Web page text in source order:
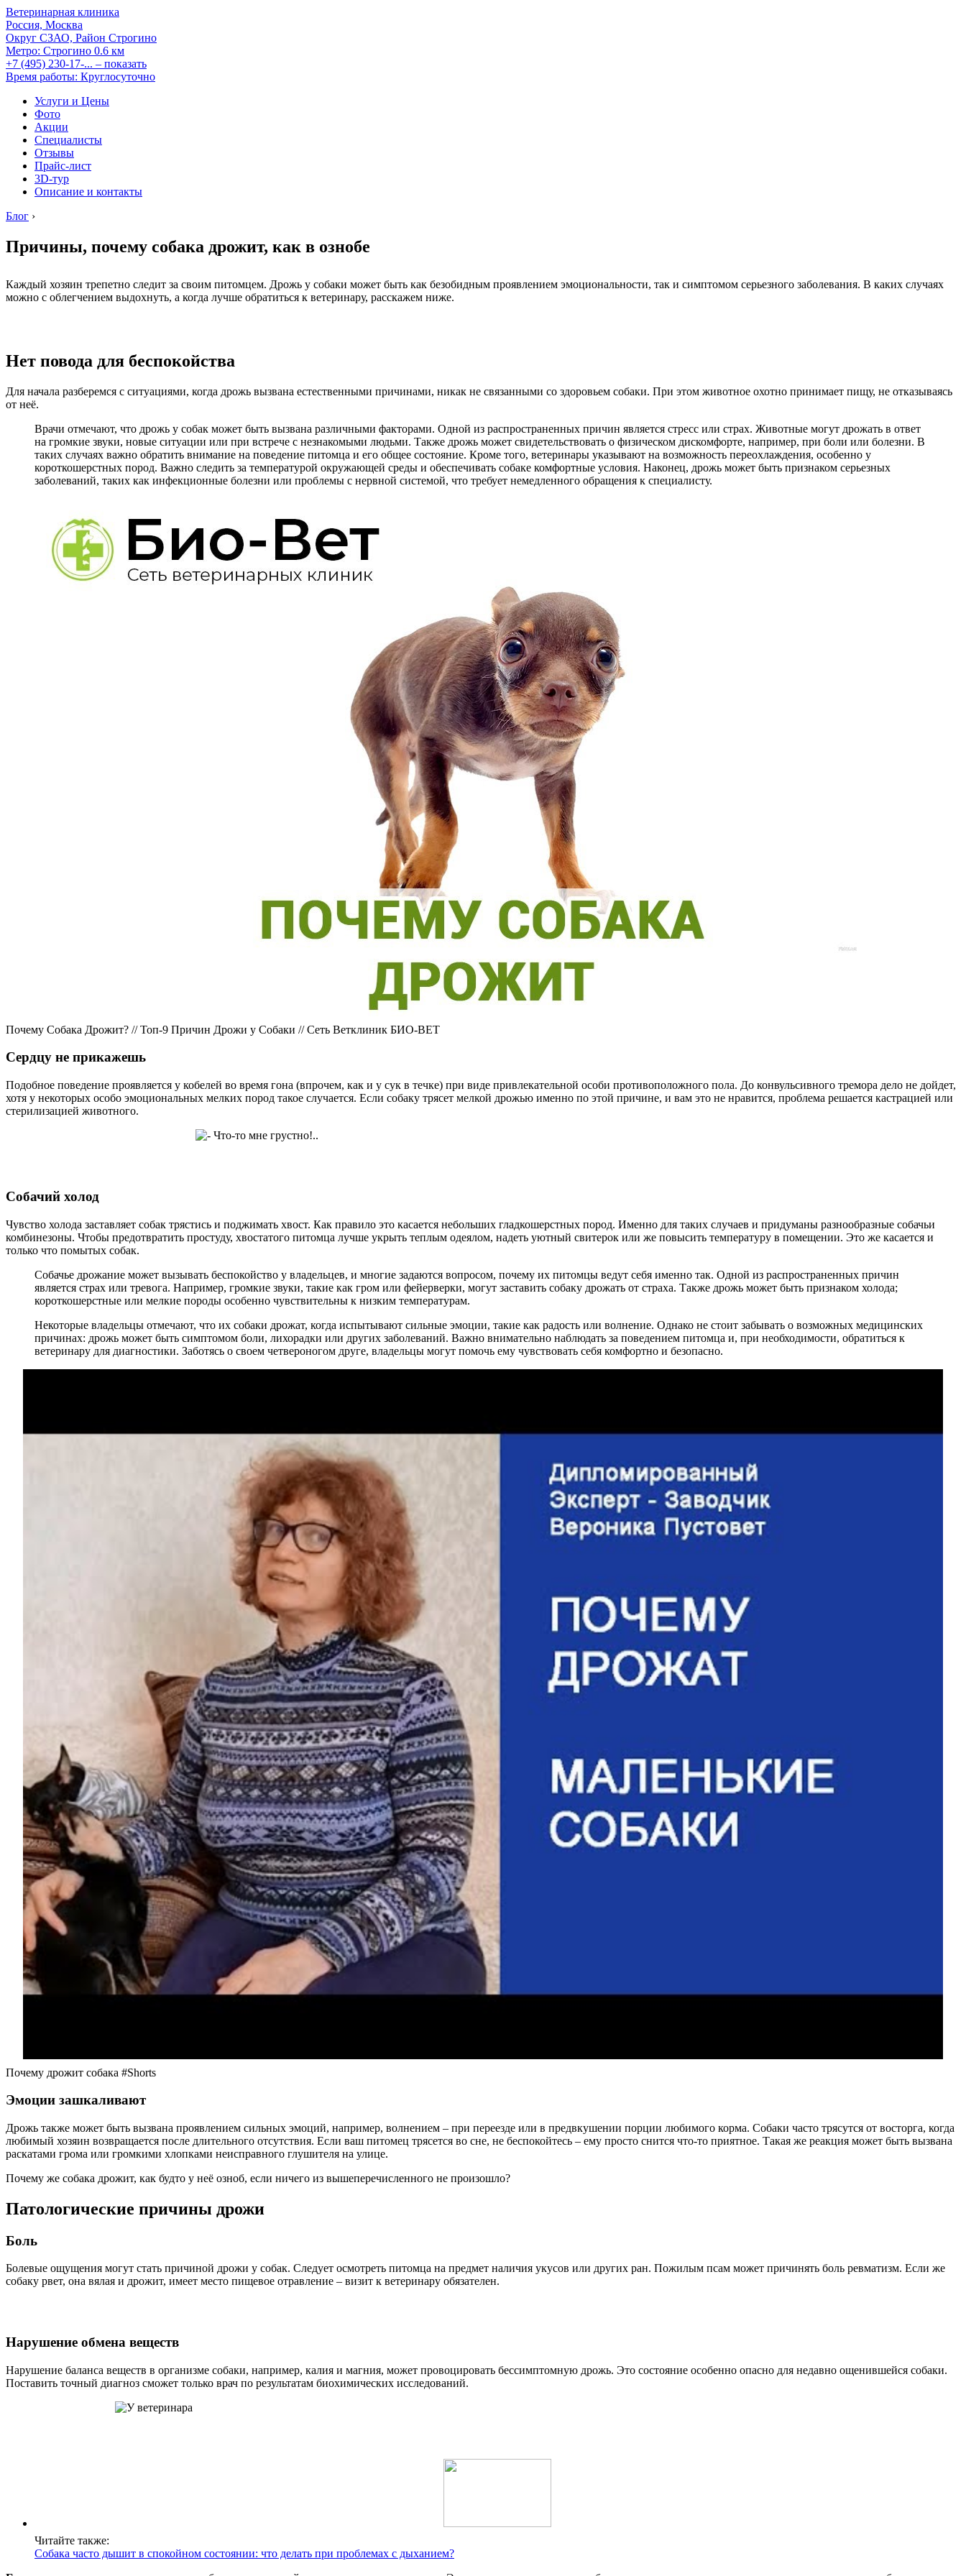
Ветеринарная клиника
Россия, Москва
Округ СЗАО, Район Строгино
Метро: Строгино 0.6 км
+7 (495) 230-17-... – показать
Время работы: Круглосуточно
Услуги и Цены
Фото
Акции
Специалисты
Отзывы
Прайс-лист
3D-тур
Описание и контакты
Блог ›
Причины, почему собака дрожит, как в ознобе
Каждый хозяин трепетно следит за своим питомцем. Дрожь у собаки может быть как безобидным проявлением эмоциональности, так и симптомом серьезного заболевания. В каких случаях
можно с облегчением выдохнуть, а когда лучше обратиться к ветеринару, расскажем ниже.
Нет повода для беспокойства
Для начала разберемся с ситуациями, когда дрожь вызвана естественными причинами, никак не связанными со здоровьем собаки. При этом животное охотно принимает пищу, не отказываясь
от неё.
Врачи отмечают, что дрожь у собак может быть вызвана различными факторами. Одной из распространенных причин является стресс или страх. Животные могут дрожать в ответ
на громкие звуки, новые ситуации или при встрече с незнакомыми людьми. Также дрожь может свидетельствовать о физическом дискомфорте, например, при боли или болезни. В
таких случаях важно обратить внимание на поведение питомца и его общее состояние. Кроме того, ветеринары указывают на возможность переохлаждения, особенно у
короткошерстных пород. Важно следить за температурой окружающей среды и обеспечивать собаке комфортные условия. Наконец, дрожь может быть признаком серьезных
заболеваний, таких как инфекционные болезни или проблемы с нервной системой, что требует немедленного обращения к специалисту.
Почему Собака Дрожит? // Топ-9 Причин Дрожи у Собаки // Сеть Ветклиник БИО-ВЕТ
Сердцу не прикажешь
Подобное поведение проявляется у кобелей во время гона (впрочем, как и у сук в течке) при виде привлекательной особи противоположного пола. До конвульсивного тремора дело не дойдет,
хотя у некоторых особо эмоциональных мелких пород такое случается. Если собаку трясет мелкой дрожью именно по этой причине, и вам это не нравится, проблема решается кастрацией или
стерилизацией животного.
Собачий холод
Чувство холода заставляет собак трястись и поджимать хвост. Как правило это касается небольших гладкошерстных пород. Именно для таких случаев и придуманы разнообразные собачьи
комбинезоны. Чтобы предотвратить простуду, хвостатого питомца лучше укрыть теплым одеялом, надеть уютный свитерок или же повысить температуру в помещении. Это же касается и
только что помытых собак.
Собачье дрожание может вызывать беспокойство у владельцев, и многие задаются вопросом, почему их питомцы ведут себя именно так. Одной из распространенных причин
является страх или тревога. Например, громкие звуки, такие как гром или фейерверки, могут заставить собаку дрожать от страха. Также дрожь может быть признаком холода;
короткошерстные или мелкие породы особенно чувствительны к низким температурам.
Некоторые владельцы отмечают, что их собаки дрожат, когда испытывают сильные эмоции, такие как радость или волнение. Однако не стоит забывать о возможных медицинских
причинах: дрожь может быть симптомом боли, лихорадки или других заболеваний. Важно внимательно наблюдать за поведением питомца и, при необходимости, обратиться к
ветеринару для диагностики. Заботясь о своем четвероногом друге, владельцы могут помочь ему чувствовать себя комфортно и безопасно.
Почему дрожит собака #Shorts
Эмоции зашкаливают
Дрожь также может быть вызвана проявлением сильных эмоций, например, волнением – при переезде или в предвкушении порции любимого корма. Собаки часто трясутся от восторга, когда
любимый хозяин возвращается после длительного отсутствия. Если ваш питомец трясется во сне, не беспокойтесь – ему просто снится что-то приятное. Такая же реакция может быть вызвана
раскатами грома или громкими хлопками неисправного глушителя на улице.
Почему же собака дрожит, как будто у неё озноб, если ничего из вышеперечисленного не произошло?
Патологические причины дрожи
Боль
Болевые ощущения могут стать причиной дрожи у собак. Следует осмотреть питомца на предмет наличия укусов или других ран. Пожилым псам может причинять боль ревматизм. Если же
собаку рвет, она вялая и дрожит, имеет место пищевое отравление – визит к ветеринару обязателен.
Нарушение обмена веществ
Нарушение баланса веществ в организме собаки, например, калия и магния, может провоцировать бессимптомную дрожь. Это состояние особенно опасно для недавно ощенившейся собаки.
Поставить точный диагноз сможет только врач по результатам биохимических исследований.
Читайте также:
Собака часто дышит в спокойном состоянии: что делать при проблемах с дыханием?